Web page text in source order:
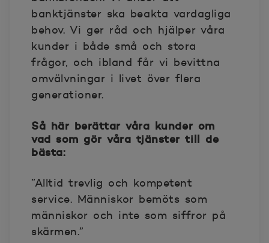
banktjänster ska beakta vardagliga
behov. Vi ger råd och hjälper våra
kunder i både små och stora
frågor, och ibland får vi bevittna
omvälvningar i livet över flera
generationer.
Så här berättar våra kunder om
vad som gör våra tjänster till de
bästa:
”Alltid trevlig och kompetent
service. Människor bemöts som
människor och inte som siffror på
skärmen.”